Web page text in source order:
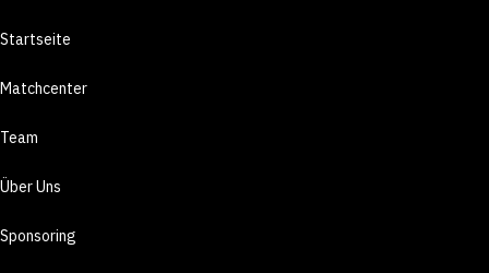
Startseite
Matchcenter
Team
Über Uns
Sponsoring